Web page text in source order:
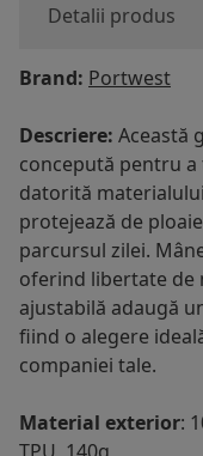
Detalii produs
Brand: Portwest
Descriere: Această
concepută pentru
datorită
protejează de
parcursul zilei.
oferind libertate de
ajustabilă adaugă
fiind o alegere
companiei tale.
Material exterior: